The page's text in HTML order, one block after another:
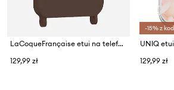
LaCoqueFrançaise etui na telefon Iphone 15
129,99 zł
-15% z
129,99 zł